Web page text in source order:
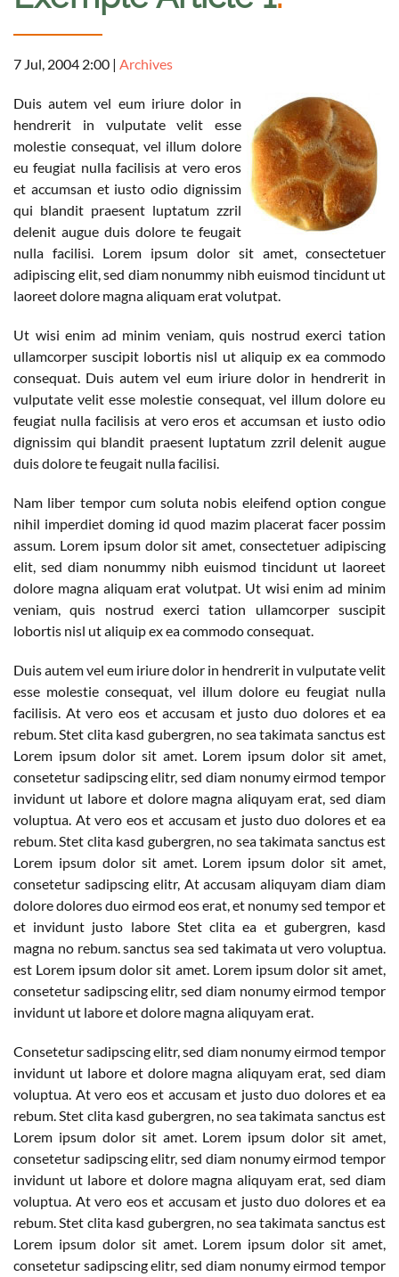
7 Jul, 2004 2:00 | Archives
Duis autem vel eum iriure dolor in
hendrerit in vulputate velit esse
molestie consequat, vel illum dolore
eu feugiat nulla facilisis at vero eros
et accumsan et iusto odio dignissim
qui blandit praesent luptatum zzril
delenit augue duis dolore te feugait
nulla facilisi. Lorem ipsum dolor sit amet, consectetuer
adipiscing elit, sed diam nonummy nibh euismod tincidunt ut
laoreet dolore magna aliquam erat volutpat.
Ut wisi enim ad minim veniam, quis nostrud exerci tation
ullamcorper suscipit lobortis nisl ut aliquip ex ea commodo
consequat. Duis autem vel eum iriure dolor in hendrerit in
vulputate velit esse molestie consequat, vel illum dolore eu
feugiat nulla facilisis at vero eros et accumsan et iusto odio
dignissim qui blandit praesent luptatum zzril delenit augue
duis dolore te feugait nulla facilisi.
Nam liber tempor cum soluta nobis eleifend option congue
nihil imperdiet doming id quod mazim placerat facer possim
assum. Lorem ipsum dolor sit amet, consectetuer adipiscing
elit, sed diam nonummy nibh euismod tincidunt ut laoreet
dolore magna aliquam erat volutpat. Ut wisi enim ad minim
veniam, quis nostrud exerci tation ullamcorper suscipit
lobortis nisl ut aliquip ex ea commodo consequat.
Duis autem vel eum iriure dolor in hendrerit in vulputate velit
esse molestie consequat, vel illum dolore eu feugiat nulla
facilisis. At vero eos et accusam et justo duo dolores et ea
rebum. Stet clita kasd gubergren, no sea takimata sanctus est
Lorem ipsum dolor sit amet. Lorem ipsum dolor sit amet,
consetetur sadipscing elitr, sed diam nonumy eirmod tempor
invidunt ut labore et dolore magna aliquyam erat, sed diam
voluptua. At vero eos et accusam et justo duo dolores et ea
rebum. Stet clita kasd gubergren, no sea takimata sanctus est
Lorem ipsum dolor sit amet. Lorem ipsum dolor sit amet,
consetetur sadipscing elitr, At accusam aliquyam diam diam
dolore dolores duo eirmod eos erat, et nonumy sed tempor et
et invidunt justo labore Stet clita ea et gubergren, kasd
magna no rebum. sanctus sea sed takimata ut vero voluptua.
est Lorem ipsum dolor sit amet. Lorem ipsum dolor sit amet,
consetetur sadipscing elitr, sed diam nonumy eirmod tempor
invidunt ut labore et dolore magna aliquyam erat.
Consetetur sadipscing elitr, sed diam nonumy eirmod tempor
invidunt ut labore et dolore magna aliquyam erat, sed diam
voluptua. At vero eos et accusam et justo duo dolores et ea
rebum. Stet clita kasd gubergren, no sea takimata sanctus est
Lorem ipsum dolor sit amet. Lorem ipsum dolor sit amet,
consetetur sadipscing elitr, sed diam nonumy eirmod tempor
invidunt ut labore et dolore magna aliquyam erat, sed diam
voluptua. At vero eos et accusam et justo duo dolores et ea
rebum. Stet clita kasd gubergren, no sea takimata sanctus est
Lorem ipsum dolor sit amet. Lorem ipsum dolor sit amet,
consetetur sadipscing elitr, sed diam nonumy eirmod tempor